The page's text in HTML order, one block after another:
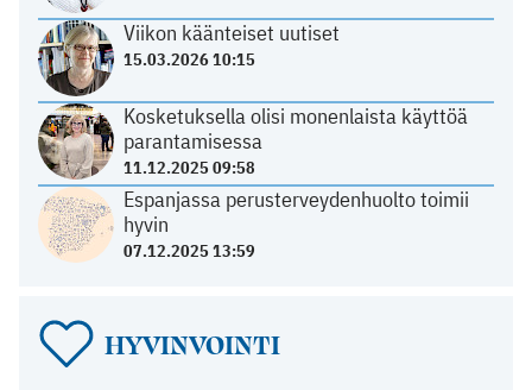
Viikon käänteiset uutiset
15.03.2026 10:15
Kosketuksella olisi monenlaista käyttöä
parantamisessa
11.12.2025 09:58
Espanjassa perusterveydenhuolto toimii
hyvin
07.12.2025 13:59
HYVINVOINTI